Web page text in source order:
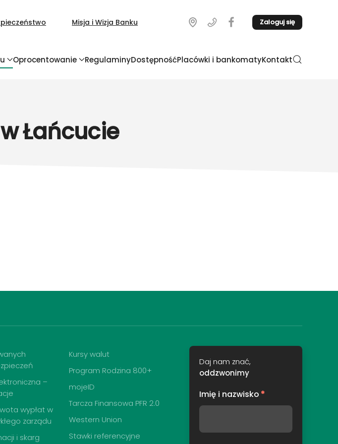
Misja i Wizja Banku Zaloguj się
Oprocentowanie RegulaminyDostępnośćPlacówki i bankomatyKontakt
Łańcucie
–
wypłat w
zarządu
i skarg
Kursy walut
Program Rodzina 800+
mojeID
Tarcza Finansowa PFR 2.0
Western Union
Stawki referencyjne
Daj nam znać,
oddzwonimy
Imię i nazwisko *